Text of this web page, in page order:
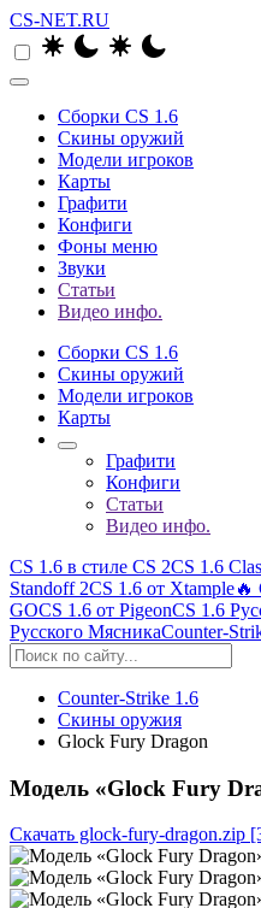
CS-NET.RU
Сборки CS 1.6
Скины оружий
Модели игроков
Карты
Графити
Конфиги
Фоны меню
Звуки
Статьи
Видео инфо.
Сборки CS 1.6
Скины оружий
Модели игроков
Карты
Графити
Конфиги
Статьи
Видео инфо.
CS 1.6 в стиле CS 2CS 1.6
Standoff 2CS 1.6 от Xtample🔥
GOCS 1.6 от PigeonCS 1.6
Русского МясникаCounter-
Counter-Strike 1.6
Скины оружия
Glock Fury Dragon
Модель «Glock Fury
Скачать glock-fury-dragon.zip